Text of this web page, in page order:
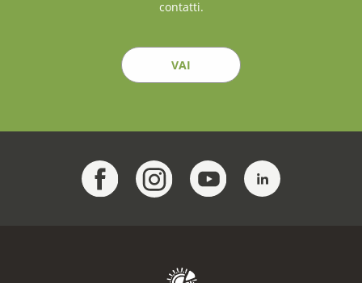
contatti.
VAI